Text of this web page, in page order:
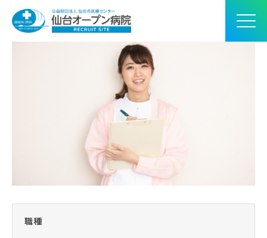
職種